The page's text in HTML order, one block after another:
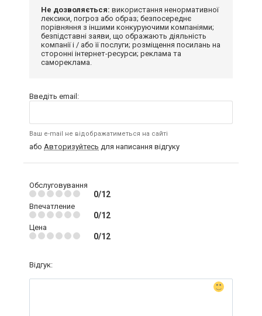
Не дозволяється: використання ненормативної
лексики, погроз або образ; безпосереднє
порівняння з іншими конкуруючими компаніями;
безпідставні заяви, що ображають діяльність
компанії і / або її послуги; розміщення посилань на
сторонні інтернет-ресурси; реклама та
самореклама.
Введіть email:
Ваш e-mail не відображатиметься на сайті
або Авторизуйтесь для написання відгуку
Обслуговування
0/12
Впечатление
0/12
Цена
0/12
Відгук: